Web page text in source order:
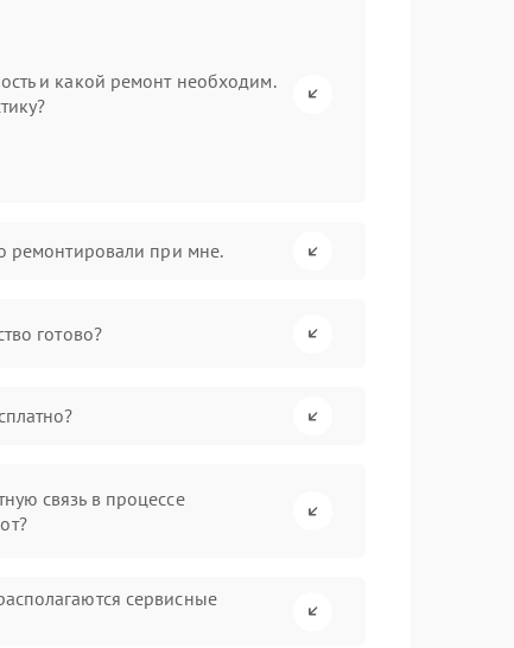
и какой ремонт необходим.
ремонтировали при мне.
готово?
связь в процессе
сервисные